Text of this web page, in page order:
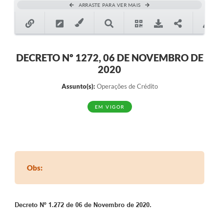
ARRASTE PARA VER MAIS
DECRETO Nº 1272, 06 DE NOVEMBRO DE
2020
Assunto(s): Operações de Crédito
EM VIGOR
Obs:
Decreto Nº 1.272 de 06 de Novembro de 2020.